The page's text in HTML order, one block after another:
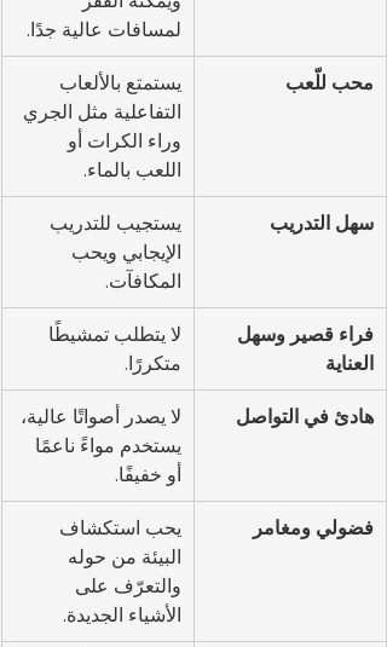
لمسافات عالية جدًا.
محب للّعب
يستمتع بالألعاب
التفاعلية مثل الجري
وراء الكرات أو
اللعب بالماء.
سهل التدريب
يستجيب للتدريب
الإيجابي ويحب
المكافآت.
فراء قصير وسهل
العناية
لا يتطلب تمشيطًا
متكررًا.
هادئ في التواصل
لا يصدر أصواتًا عالية،
يستخدم مواءً ناعمًا
أو خفيفًا.
فضولي ومغامر
يحب استكشاف
البيئة من حوله
والتعرّف على
الأشياء الجديدة.